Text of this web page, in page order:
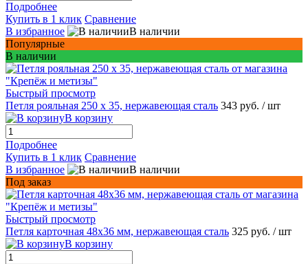
Подробнее
Купить в 1 клик Сравнение
В избранное
В наличии
Популярные
В наличии
Быстрый просмотр
Петля рояльная 250 х 35, нержавеющая сталь 343 руб. / шт
В корзину
Подробнее
Купить в 1 клик Сравнение
В избранное
В наличии
Под заказ
Быстрый просмотр
Петля карточная 48х36 мм, нержавеющая сталь 325 руб. / шт
В корзину